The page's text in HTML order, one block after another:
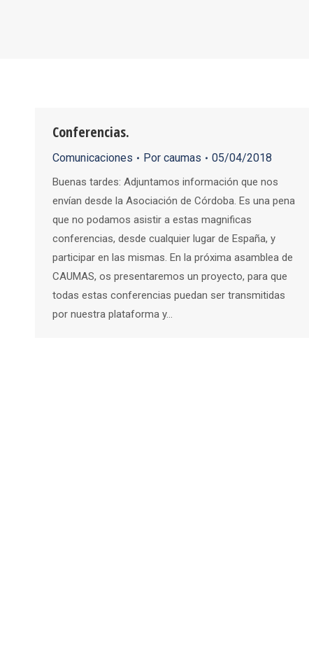
Conferencias.
Comunicaciones Por caumas 05/04/2018
Buenas tardes: Adjuntamos información que nos
envían desde la Asociación de Córdoba. Es una pena
que no podamos asistir a estas magnificas
conferencias, desde cualquier lugar de España, y
participar en las mismas. En la próxima asamblea de
CAUMAS, os presentaremos un proyecto, para que
todas estas conferencias puedan ser transmitidas
por nuestra plataforma y…